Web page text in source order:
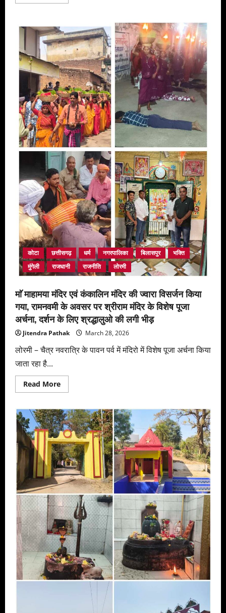
की
समाप्ति
संकल्प
पूर्ति
पर
सिद्ध
खेड़ापति
हनुमान
महाराज
मंदिर
प्रांगण
कवर्धा
में
हनुमंत
भंडारा
का
आयोजन
कोटा छत्तीसगढ़ धर्म नगरपालिका बिलासपुर
भक्ति
मुंगेली
राजधानी राजनीति लोरमी
माॅ माहामया मंदिर एवं कंकालिन मंदिर की ज्वारा विसर्जन किया
गया, रामनवमी के अवसर पर श्रीराम मंदिर के विशेष पूजा
अर्चना, दर्शन के लिए श्रद्धालुओ की लगी भीड़
Jitendra Pathak March 28, 2026
लोरमी – चैत्र नवरात्रि के पावन पर्व में मंदिरो में विशेष पूजा अर्चना किया
जाता रहा है...
Read MoreRead
more
माहामया
मंदिर
एवं
कंकालिन
मंदिर
की
ज्वारा
विसर्जन
किया
गया,
रामनवमी
के
अवसर
पर
श्रीराम
मंदिर
के
विशेष
पूजा
अर्चना,
दर्शन
के
लिए
श्रद्धालुओ
की